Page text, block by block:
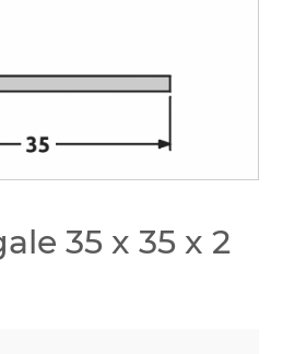
35 x 35 x 2